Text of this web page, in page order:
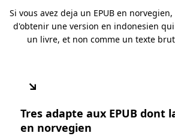
Si vous avez deja un EPUB en
d'obtenir une version en indonesien
un livre, et non comme un texte
↘
Tres adapte aux EPUB dont
en norvegien